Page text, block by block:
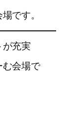
です。
充実
会場で